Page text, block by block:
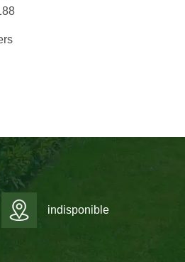
indisponible